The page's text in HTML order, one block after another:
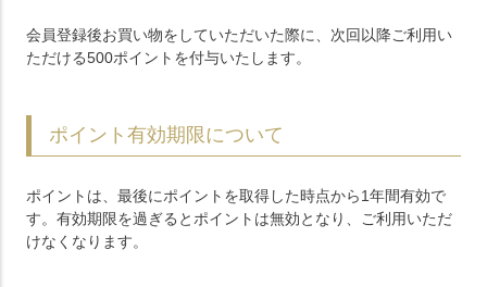
会員登録後お買い物をしていただいた際に、次回以降ご利用い
ただける500ポイントを付与いたします。
ポイント有効期限について
ポイントは、最後にポイントを取得した時点から1年間有効で
す。有効期限を過ぎるとポイントは無効となり、ご利用いただ
けなくなります。